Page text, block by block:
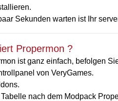
Sekunden warten ist Ihr
Propermon ?
ist ganz einfach, befolgen
von VeryGames.
nach dem Modpack